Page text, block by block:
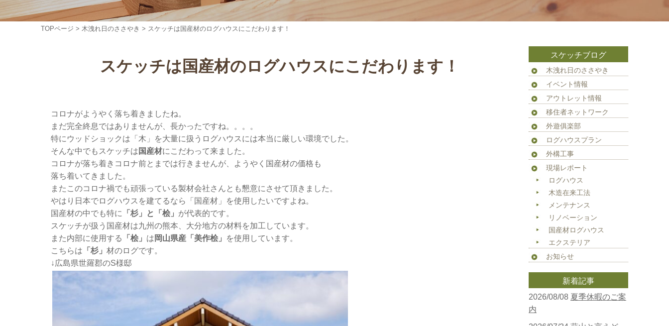
TOPページ > 木洩れ日のささやき > スケッチは国産材のログハウスにこだわります！
スケッチは国産材のログハウスにこだわります！
コロナがようやく落ち着きましたね。
まだ完全終息ではありませんが、長かったですね。。。。
特にウッドショックは「木」を大量に扱うログハウスには本当に厳しい環境でした。
そんな中でもスケッチは 国産材にこだわって来ました。
コロナが落ち着きコロナ前とまでは行きませんが、ようやく国産材の価格も
落ち着いてきました。
またこのコロナ禍でも頑張っている製材会社さんとも懇意にさせて頂きました。
やはり日本でログハウスを建てるなら「国産材」を使用したいですよね。
国産材の中でも特に
「杉」と「桧」 が代表的です。
スケッチが扱う国産材は九州の熊本、大分地方の材料を加工しています。
また内部に使用する
「桧」 は 岡山県産「美作桧」
を使用しています。
こちらは 「杉」 材のログです。
↓広島県世羅郡のS様邸
スケッチブログ
木洩れ日のささやき
イベント情報
アウトレット情報
移住者ネットワーク
外遊俱楽部
ログハウスプラン
外構工事
現場レポート
ログハウス
木造在来工法
メンテナンス
リノベーション
国産材ログハウス
エクステリア
お知らせ
新着記事
2026/08/08 夏季休暇のご案
内